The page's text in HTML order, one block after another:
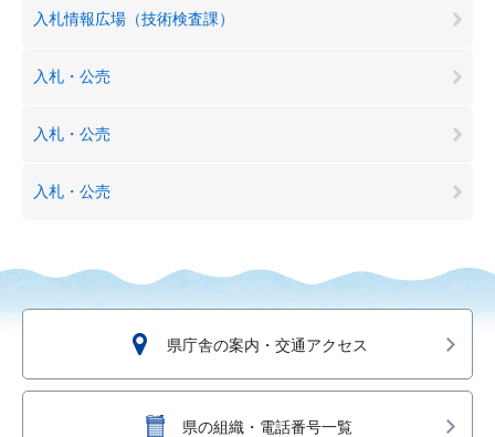
入札情報広場（技術検査課）
入札・公売
入札・公売
入札・公売
県庁舎の案内・交通アクセス
県の組織・電話番号一覧